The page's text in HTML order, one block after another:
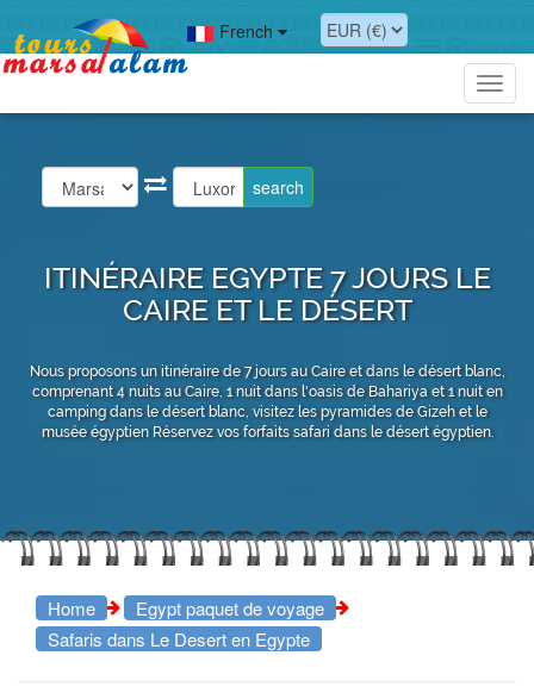
French
ITINÉRAIRE EGYPTE 7 JOURS LE
CAIRE ET LE DÉSERT
Nous proposons un itinéraire de 7 jours au Caire et dans le désert blanc,
comprenant 4 nuits au Caire, 1 nuit dans l'oasis de Bahariya et 1 nuit en
camping dans le désert blanc, visitez les pyramides de Gizeh et le
musée égyptien Réservez vos forfaits safari dans le désert égyptien.
Home
Egypt paquet de voyage
Safaris dans Le Desert en Egypte